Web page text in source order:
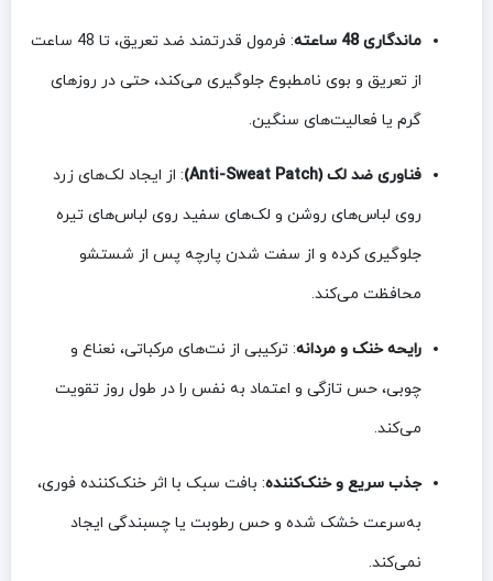
ماندگاری 48 ساعته
: فرمول قدرتمند ضد تعریق، تا 48 ساعت
از تعریق و بوی نامطبوع جلوگیری می‌کند، حتی در روزهای
گرم یا فعالیت‌های سنگین.
فناوری ضد لک (Anti-Sweat Patch)
: از ایجاد لک‌های زرد
روی لباس‌های روشن و لک‌های سفید روی لباس‌های تیره
جلوگیری کرده و از سفت شدن پارچه پس از شستشو
محافظت می‌کند.
رایحه خنک و مردانه: ترکیبی از نت‌های مرکباتی، نعناع و
چوبی، حس تازگی و اعتماد به نفس را در طول روز تقویت
می‌کند.
جذب سریع و خنک‌کننده: بافت سبک با اثر خنک‌کننده فوری،
به‌سرعت خشک شده و حس رطوبت یا چسبندگی ایجاد
نمی‌کند.